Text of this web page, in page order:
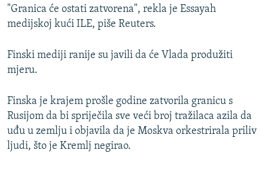
SVE KARTE DEJTONA
NASTANAK I RASPAD JUGOSLAVIJE
"Granica će ostati zatvorena", rekla je Essayah
medijskoj kući ILE, piše Reuters.
Finski mediji ranije su javili da će Vlada produžiti
mjeru.
Finska je krajem prošle godine zatvorila granicu s
Rusijom da bi spriječila sve veći broj tražilaca azila da
uđu u zemlju i objavila da je Moskva orkestrirala priliv
ljudi, što je Kremlj negirao.